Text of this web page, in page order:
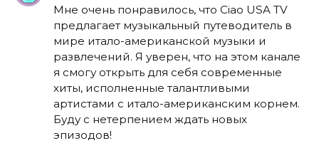
Мне очень понравилось, что Ciao USA TV
предлагает музыкальный путеводитель в
мире итало-американской музыки и
развлечений. Я уверен, что на этом канале
я смогу открыть для себя современные
хиты, исполненные талантливыми
артистами с итало-американским корнем.
Буду с нетерпением ждать новых
эпизодов!